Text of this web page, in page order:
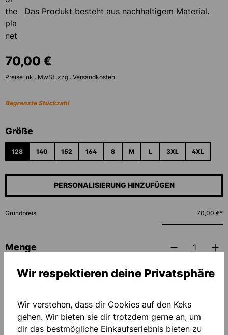
Das Produkt besteht aus nachhaltigem Material.
70,00 €
Preise inkl. MwSt. zzgl. Versandkosten
Begrenzte Stückzahl
Größeauswählen
128 140 152 164 S M L 3XL 4XL
PERSONALISIERUNG HINZUFÜGEN
Grundpreis 70,00 €*
Menge
IN DEN WARENKORB
Zum Merkzettel hinzufügen
Wir respektieren deine Privatsphäre
Wir verstehen, dass dir Cookies auf den Keks
gehen. Wir bieten sie dir trotzdem gerne an, um
dir das bestmögliche Einkaufserlebnis bieten zu